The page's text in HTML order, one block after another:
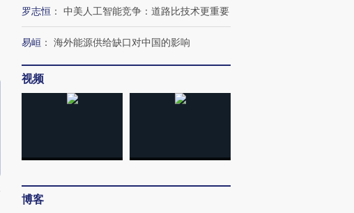
罗志恒 ： 中美人工智能竞争：道路比技术更重要
易峘 ： 海外能源供给缺口对中国的影响
视频
博客